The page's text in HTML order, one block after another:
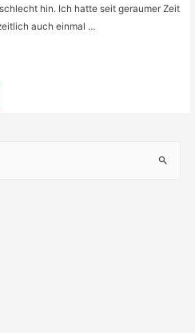
hin. Ich hatte seit geraumer Zeit
auch einmal …